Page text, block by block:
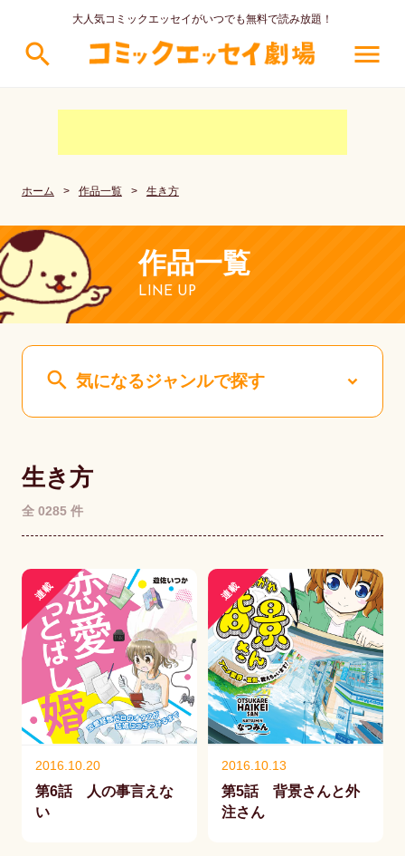
大人気コミックエッセイがいつでも無料で読み放題！
search menu
ホーム > 作品一覧 > 生き方
作品一覧
LINE UP
search 気になるジャンルで探す
生き方
全 0285 件
連載
2016.10.20
第6話 人の事言えな
い
連載
2016.10.13
第5話 背景さんと外
注さん